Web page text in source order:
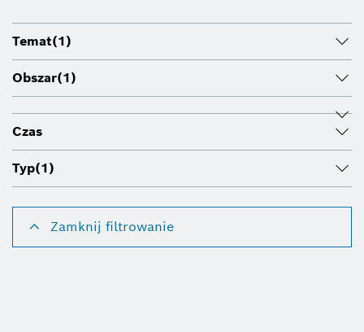
Temat(1)
Obszar(1)
Czas
Typ(1)
Zamknij filtrowanie